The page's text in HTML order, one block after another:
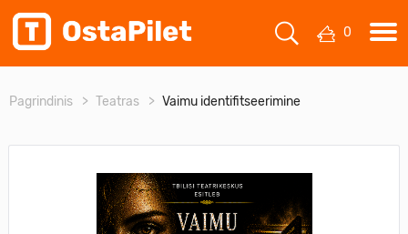
0
Pagrindinis Teatras Vaimu identifitseerimine